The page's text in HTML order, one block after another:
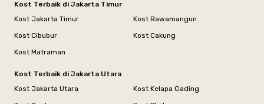
Kost Terbaik di Jakarta Timur
Kost Jakarta Timur
Kost Rawamangun
Kost Cibubur
Kost Cakung
Kost Matraman
Kost Terbaik di Jakarta Utara
Kost Jakarta Utara
Kost Kelapa Gading